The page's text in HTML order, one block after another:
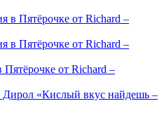
в Пятёрочке от Richard –
в Пятёрочке от Richard –
Пятёрочке от Richard –
Дирол «Кислый вкус найдешь –